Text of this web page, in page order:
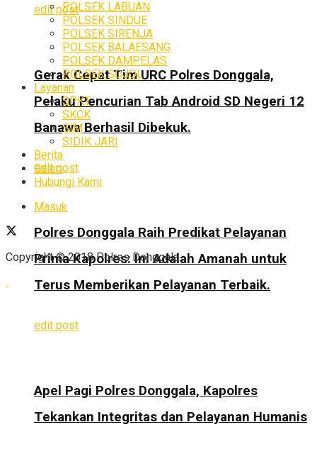
edit post
Gerak Cepat Tim URC Polres Donggala,
Pelaku Pencurian Tab Android SD Negeri 12
Banawa Berhasil Dibekuk.
edit post
Polres Donggala Raih Predikat Pelayanan
Prima Kapolres: Ini Adalah Amanah untuk
Terus Memberikan Pelayanan Terbaik.
edit post
Apel Pagi Polres Donggala, Kapolres
Tekankan Integritas dan Pelayanan Humanis
POLSEK LABUAN
POLSEK SINDUE
POLSEK SIRENJA
POLSEK BALAESANG
POLSEK DAMPELAS
POLSEK SOJOL
Layanan
SPKT
SKCK
SIM
SIDIK JARI
Berita
Galeri
Hubungi Kami
Masuk
Copyright © 2018 Polres Donggala.